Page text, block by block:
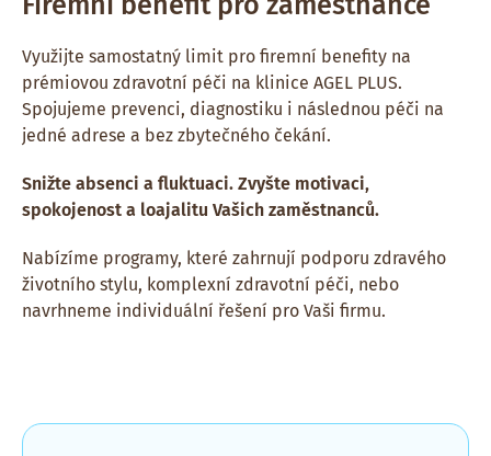
Využijte samostatný limit pro firemní benefity na
prémiovou zdravotní péči na klinice AGEL PLUS.
Spojujeme prevenci, diagnostiku i následnou péči na
jedné adrese a bez zbytečného čekání.
Snižte absenci a fluktuaci. Zvyšte motivaci,
spokojenost a loajalitu Vašich zaměstnanců.
Nabízíme programy, které zahrnují podporu zdravého
životního stylu, komplexní zdravotní péči, nebo
navrhneme individuální řešení pro Vaši firmu.